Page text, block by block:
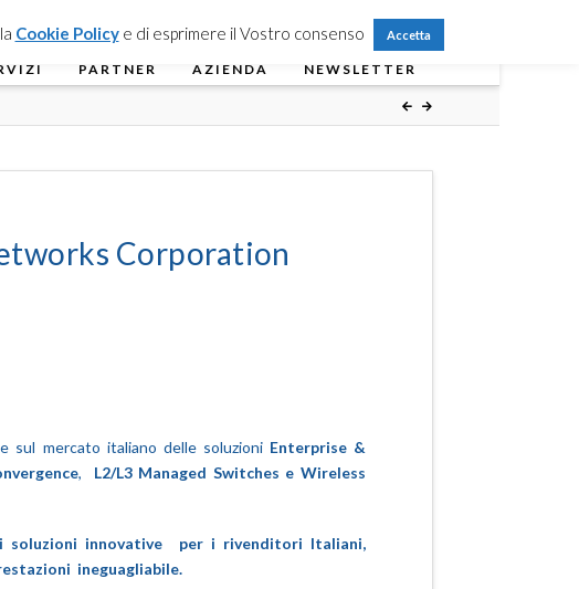
Contattaci
PARTNER AZIENDA NEWSLETTER
Corporation
sul mercato italiano delle soluzioni Enterprise &
, L2/L3 Managed Switches e Wireless
soluzioni innovative per i rivenditori Italiani,
ineguagliabile.
Cookie Policye di esprimere il Vostro consenso Accetta